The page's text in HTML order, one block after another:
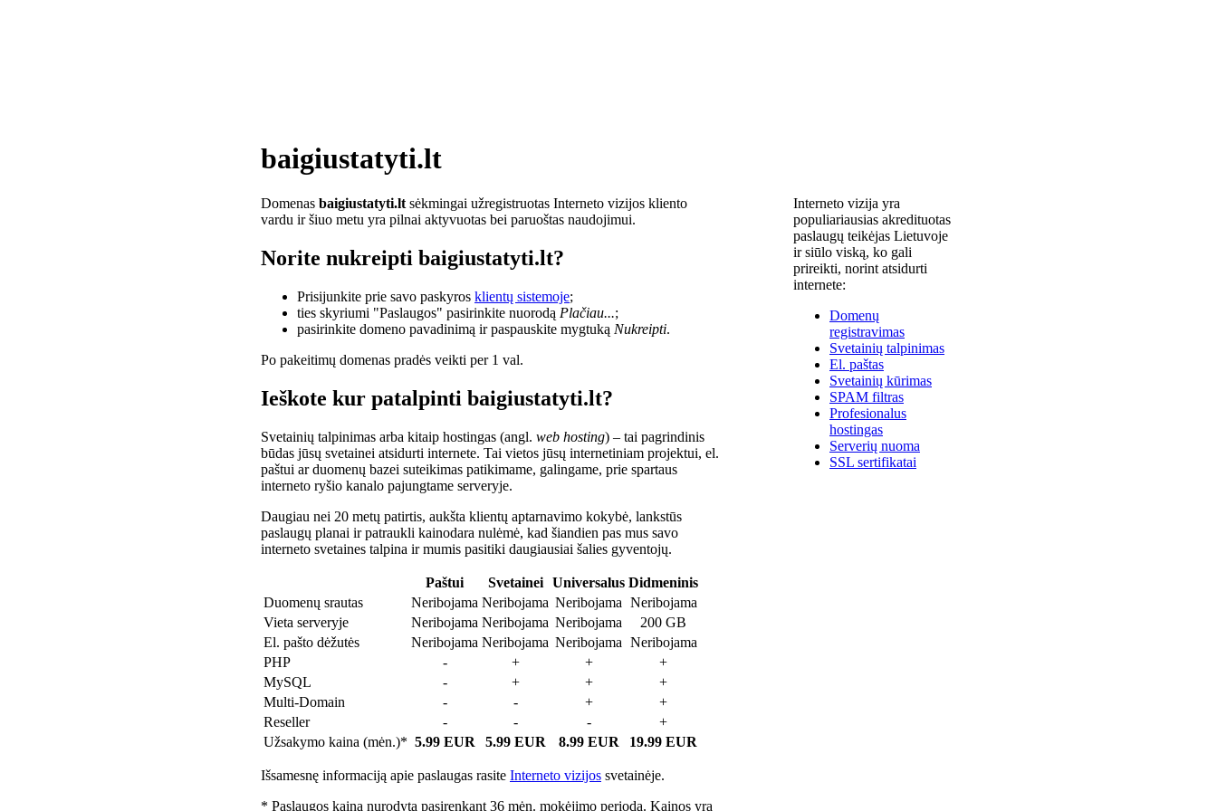
baigiustatyti.lt
Domenas baigiustatyti.lt sėkmingai užregistruotas Interneto vizijos kliento
vardu ir šiuo metu yra pilnai aktyvuotas bei paruoštas naudojimui.
Norite nukreipti baigiustatyti.lt?
Prisijunkite prie savo paskyros klientų sistemoje;
ties skyriumi "Paslaugos" pasirinkite nuorodą Plačiau...;
pasirinkite domeno pavadinimą ir paspauskite mygtuką Nukreipti.
Po pakeitimų domenas pradės veikti per 1 val.
Ieškote kur patalpinti baigiustatyti.lt?
Svetainių talpinimas arba kitaip hostingas (angl. web hosting) – tai pagrindinis
būdas jūsų svetainei atsidurti internete. Tai vietos jūsų internetiniam projektui, el.
paštui ar duomenų bazei suteikimas patikimame, galingame, prie spartaus
interneto ryšio kanalo pajungtame serveryje.
Daugiau nei 20 metų patirtis, aukšta klientų aptarnavimo kokybė, lankstūs
paslaugų planai ir patraukli kainodara nulėmė, kad šiandien pas mus savo
interneto svetaines talpina ir mumis pasitiki daugiausiai šalies gyventojų.
Paštui Svetainei Universalus Didmeninis
Duomenų srautas
Neribojama Neribojama Neribojama Neribojama
Vieta serveryje
Neribojama Neribojama Neribojama
200 GB
El. pašto dėžutės
Neribojama Neribojama Neribojama Neribojama
PHP
- + +
+
MySQL
- + +
+
Multi-Domain
- - +
+
Reseller
- - -
+
Užsakymo kaina (mėn.)* 5.99 EUR 5.99 EUR 8.99 EUR 19.99 EUR
Išsamesnę informaciją apie paslaugas rasite Interneto vizijos svetainėje.
* Paslaugos kaina nurodyta pasirenkant 36 mėn. mokėjimo periodą. Kainos yra
Interneto vizija yra
populiariausias akredituotas
paslaugų teikėjas Lietuvoje
ir siūlo viską, ko gali
prireikti, norint atsidurti
internete:
Domenų
registravimas
Svetainių talpinimas
El. paštas
Svetainių kūrimas
SPAM filtras
Profesionalus
hostingas
Serverių nuoma
SSL sertifikatai